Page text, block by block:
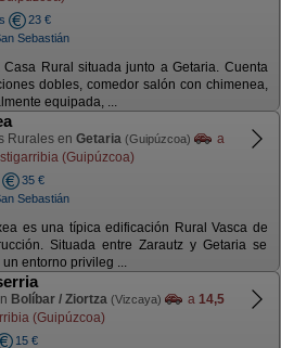
23 €
Sebastián
Casa Rural situada junto a Getaria. Cuenta
dobles, comedor salón con chimenea,
equipada, ...
Rurales en Getaria (Guipúzcoa)
a
(Guipúzcoa)
35 €
Sebastián
es una típica edificación Rural Vasca de
Situada entre Zarautz y Getaria se
entorno privileg ...
Bolíbar / Ziortza (Vizcaya) a 14,5
(Guipúzcoa)
15 €